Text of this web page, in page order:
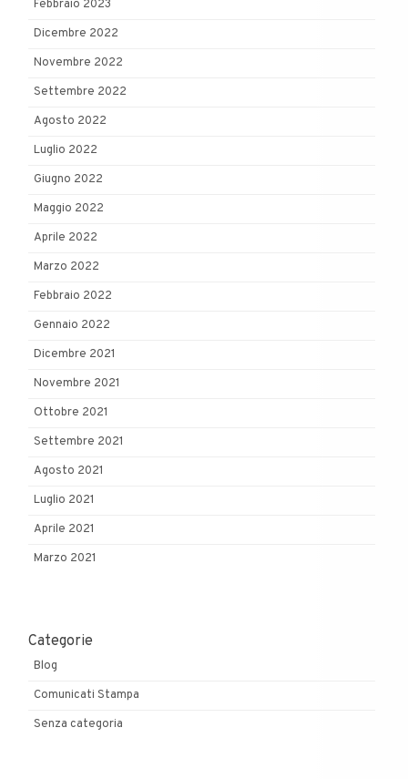
Febbraio 2023
Dicembre 2022
Novembre 2022
Settembre 2022
Agosto 2022
Luglio 2022
Giugno 2022
Maggio 2022
Aprile 2022
Marzo 2022
Febbraio 2022
Gennaio 2022
Dicembre 2021
Novembre 2021
Ottobre 2021
Settembre 2021
Agosto 2021
Luglio 2021
Aprile 2021
Marzo 2021
Categorie
Blog
Comunicati Stampa
Senza categoria